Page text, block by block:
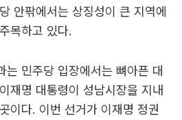
안팎에서는 상징성이 큰 지역에
목하고 있다.
는 민주당 입장에서는 뼈아픈 대
재명 대통령이 성남시장을 지내
이다. 이번 선거가 이재명 정권